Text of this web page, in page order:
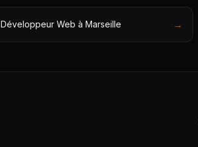
Développeur Web à Marseille →